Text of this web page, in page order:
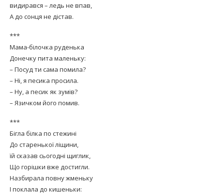
видирався – ледь не впав,
А до сонця не дістав.
***
Мама-білочка руденька
Донечку пита маленьку:
– Посуд ти сама помила?
– Ні, я песика просила.
– Ну, а песик як зумів?
– Язичком його помив.
***
Бігла білка по стежині
До старенької ліщини,
їй сказав сьогодні щиглик,
Що горішки вже достигли.
Назбирала повну жменьку
І поклала до кишеньки: